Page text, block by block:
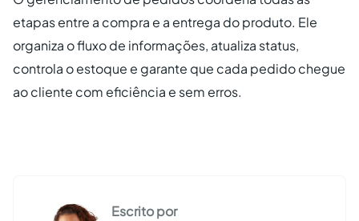
etapas entre a compra e a entrega do produto. Ele
organiza o fluxo de informações, atualiza status,
controla o estoque e garante que cada pedido chegue
ao cliente com eficiência e sem erros.
Escrito por